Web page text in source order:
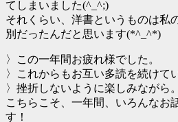
てしまいました(^_^;)
それくらい、洋書というものは私
別だったんだと思います(*^_^*)
〉この一年間お疲れ様でした。
〉これからもお互い多読を続けて
〉挫折しないように楽しみながら。
こちらこそ、一年間、いろんなお
す！